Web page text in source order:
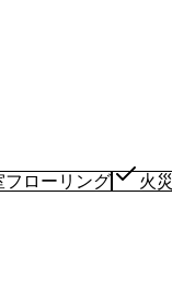
フローリング 火